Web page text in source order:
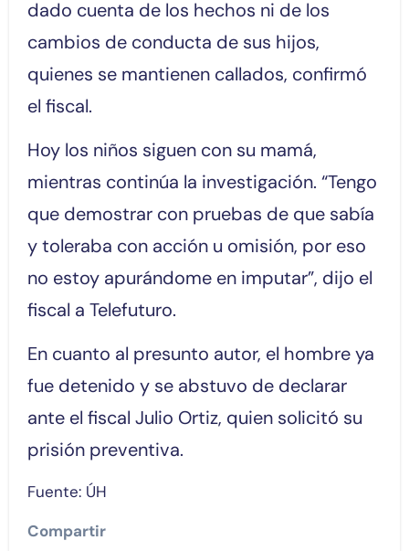
dado cuenta de los hechos ni de los
cambios de conducta de sus hijos,
quienes se mantienen callados, confirmó
el fiscal.
Hoy los niños siguen con su mamá,
mientras continúa la investigación. “Tengo
que demostrar con pruebas de que sabía
y toleraba con acción u omisión, por eso
no estoy apurándome en imputar”, dijo el
fiscal a Telefuturo.
En cuanto al presunto autor, el hombre ya
fue detenido y se abstuvo de declarar
ante el fiscal Julio Ortiz, quien solicitó su
prisión preventiva.
Fuente: ÚH
Compartir